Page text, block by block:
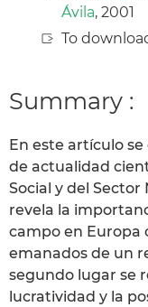
Ávila, 2001
To
Summary :
En este artículo
de actualidad
Social y del
revela la
campo en Europa
emanados de un
segundo lugar se
lucratividad y la